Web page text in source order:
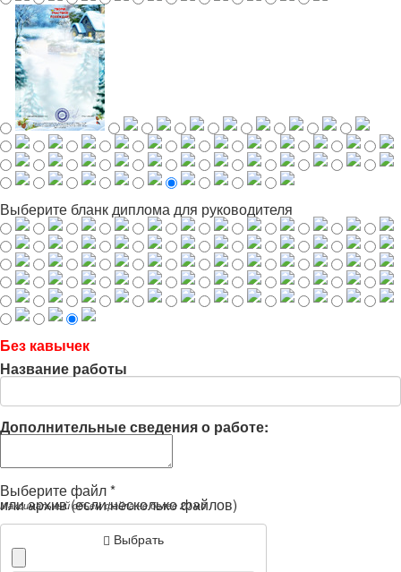
Выберите бланк диплома для руководителя
Без кавычек
Название работы
Дополнительные сведения о работе:
Выберите файл *
или архив (если несколько файлов)
Максимальный объем файла не более 20 мб
Выбрать